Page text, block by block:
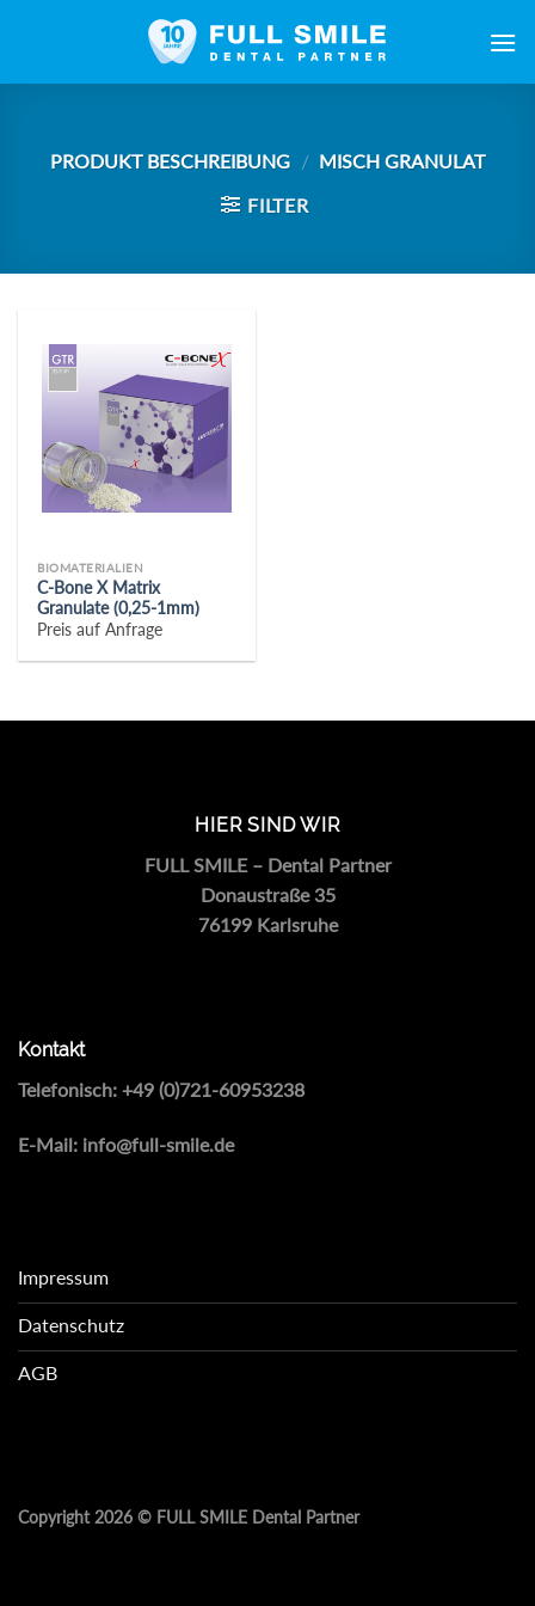
PRODUKT BESCHREIBUNG / MISCH GRANULAT
FILTER
BIOMATERIALIEN
C-Bone X Matrix
Granulate (0,25-1mm)
Preis auf Anfrage
HIER SIND WIR
FULL SMILE – Dental Partner
Donaustraße 35
76199 Karlsruhe
Kontakt
Telefonisch: +49 (0)721-60953238
E-Mail: info@full-smile.de
Impressum
Datenschutz
AGB
Copyright 2026 © FULL SMILE Dental Partner